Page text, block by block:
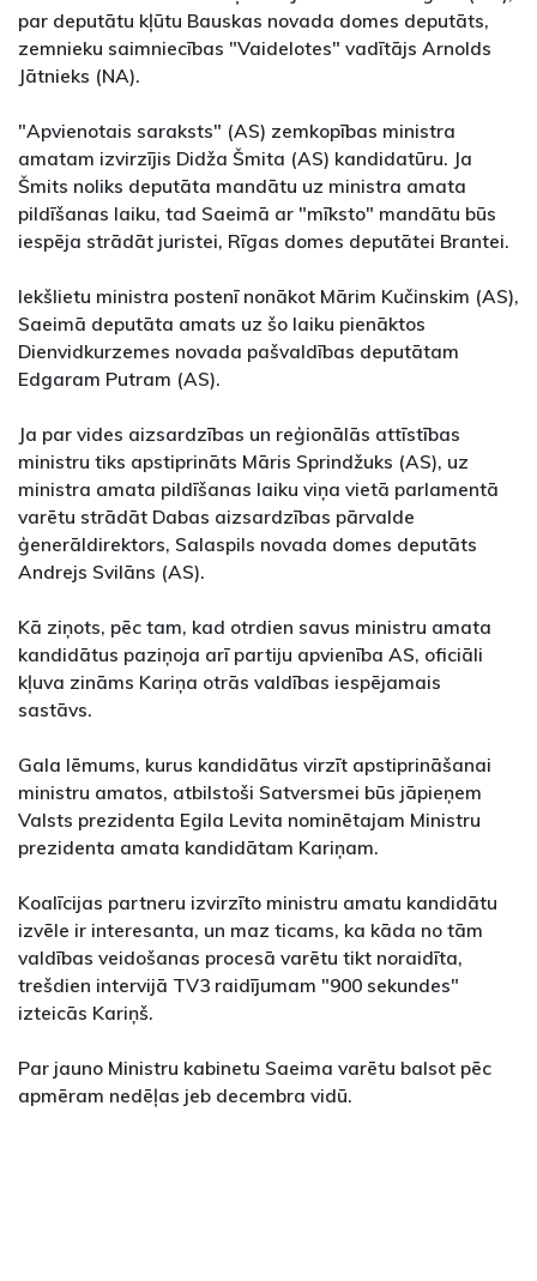
par deputātu kļūtu Bauskas novada domes deputāts,
zemnieku saimniecības "Vaidelotes" vadītājs Arnolds
Jātnieks (NA).
"Apvienotais saraksts" (AS) zemkopības ministra
amatam izvirzījis Didža Šmita (AS) kandidatūru. Ja
Šmits noliks deputāta mandātu uz ministra amata
pildīšanas laiku, tad Saeimā ar "mīksto" mandātu būs
iespēja strādāt juristei, Rīgas domes deputātei Brantei.
Iekšlietu ministra postenī nonākot Mārim Kučinskim (AS),
Saeimā deputāta amats uz šo laiku pienāktos
Dienvidkurzemes novada pašvaldības deputātam
Edgaram Putram (AS).
Ja par vides aizsardzības un reģionālās attīstības
ministru tiks apstiprināts Māris Sprindžuks (AS), uz
ministra amata pildīšanas laiku viņa vietā parlamentā
varētu strādāt Dabas aizsardzības pārvalde
ģenerāldirektors, Salaspils novada domes deputāts
Andrejs Svilāns (AS).
Kā ziņots, pēc tam, kad otrdien savus ministru amata
kandidātus paziņoja arī partiju apvienība AS, oficiāli
kļuva zināms Kariņa otrās valdības iespējamais
sastāvs.
Gala lēmums, kurus kandidātus virzīt apstiprināšanai
ministru amatos, atbilstoši Satversmei būs jāpieņem
Valsts prezidenta Egila Levita nominētajam Ministru
prezidenta amata kandidātam Kariņam.
Koalīcijas partneru izvirzīto ministru amatu kandidātu
izvēle ir interesanta, un maz ticams, ka kāda no tām
valdības veidošanas procesā varētu tikt noraidīta,
trešdien intervijā TV3 raidījumam "900 sekundes"
izteicās Kariņš.
Par jauno Ministru kabinetu Saeima varētu balsot pēc
apmēram nedēļas jeb decembra vidū.